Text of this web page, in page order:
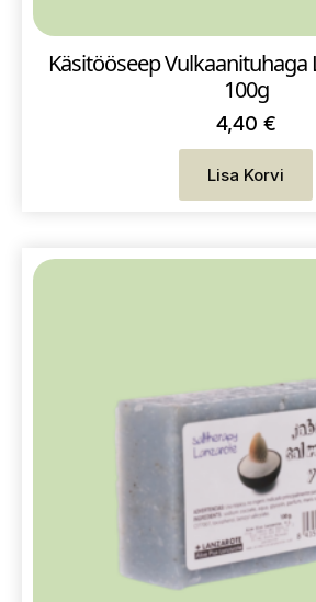
Käsitööseep Vulkaanituhaga
100g
4,40 €
Lisa Korvi